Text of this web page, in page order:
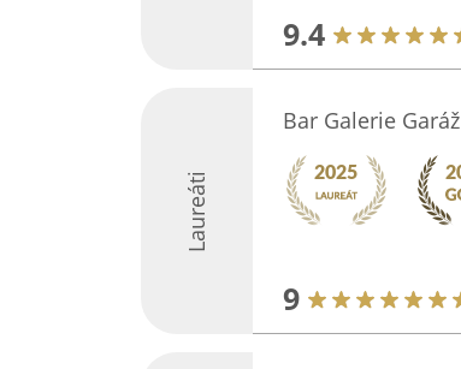
9.4
Laureáti
Bar Galerie Garáž
9